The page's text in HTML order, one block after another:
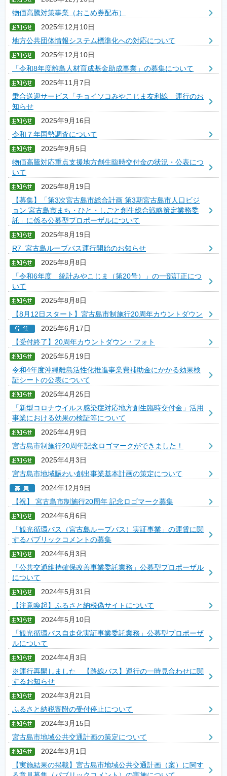
物価高騰対策事業（おこめ券配布）
2025年12月10日
地方公共団体情報システム標準化への対応について
2025年12月10日
「令和8年度離島人材育成基金助成事業」の募集について
2025年11月7日
乗合送迎サービス「チョイソコみやこじま友利線」運行のお
知らせ
2025年9月16日
令和７年国勢調査について
2025年9月5日
物価高騰対応重点支援地方創生臨時交付金の状況・公表につ
いて
2025年8月19日
【募集】「第3次宮古島市総合計画 第3期宮古島市人口ビジ
ョン 宮古島市まち・ひと・しごと創生総合戦略策定業務委
託」に係る公募型プロポーザルについて
2025年8月19日
R7_宮古島ループバス運行開始のお知らせ
2025年8月8日
「令和6年度 統計みやこじま（第20号）」の一部訂正につ
いて
2025年8月8日
【8月12日スタート】宮古島市制施行20周年カウントダウン
2025年6月17日
【受付終了】20周年カウントダウン・フォト
2025年5月19日
令和4年­度沖縄離島活性化推進事業費補助金にかかる効果検
証シートの公­表について­
2025年4月25日
「新型コロナウイルス感染症対応地方創生臨時交付金」活用
事業における効果の検証等について
2025年4月9日
宮古島市制施行20周年記念ロゴマークができました！
2025年4月3日
宮古島市地域賑わい創出事業基本計画の策定について
2024年12月9日
【祝】 宮古島市制施行20周年 記念ロゴマーク募集
2024年6月6日
「観光循環バス（宮古島ループバス）実証事業」の運賃に関
するパブリックコメントの募集
2024年6月3日
「公共交通維持確保改善事業委託業務」公募型プロポーザル
について
2024年5月31日
【注意喚起】ふるさと納税偽サイトについて
2024年5月10日
「観光循環バス自走化実証事業委託業務」公募型プロポーザ
ルについて
2024年4月3日
※運行再開しました 【路線バス】運行の一時見合わせに関
するお知らせ
2024年3月21日
ふるさと納税寄附の受付停止について
2024年3月15日
宮古島市地域公共交通計画の策定について
2024年3月1日
【実施結果の掲載】宮古島市地域公共交通計画（案）に関す